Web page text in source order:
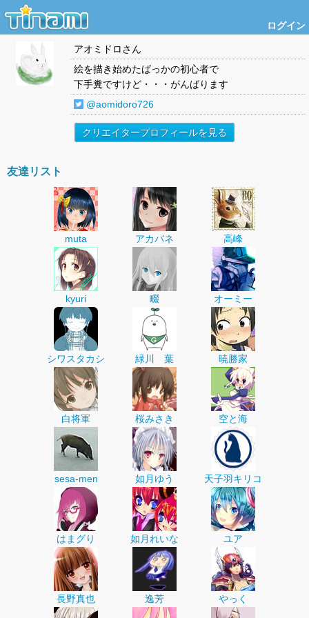
ログイン
アオミドロさん
絵を描き始めたばっかの初心者で
下手糞ですけど・・・がんばります
@aomidoro726
クリエイタープロフィールを見る
友達リスト
muta アカバネ 高峰
kyuri 畷 オーミー
シワスタカシ 緑川 葉 暁勝家
白将軍 桜みさき 空と海
sesa-men 如月ゆう 天子羽キリコ
はまグり 如月れいな ユア
長野真也 逸芳 やっく